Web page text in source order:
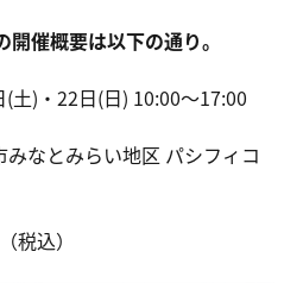
催概要は以下の通り。
土)・22日(日) 10:00～17:00
なとみらい地区 パシフィコ
税込）